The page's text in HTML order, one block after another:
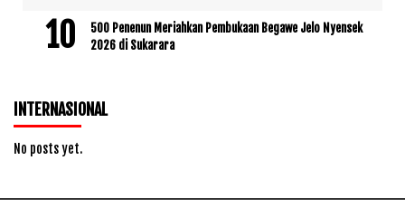
500 Penenun Meriahkan Pembukaan Begawe Jelo Nyensek
2026 di Sukarara
INTERNASIONAL
No posts yet.